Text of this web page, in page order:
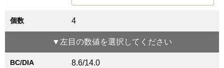
個数 4
▼ 左目 の数値を選択してください
BC/DIA 8.6/14.0